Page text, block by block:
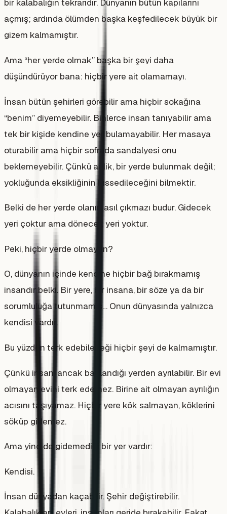
bir kalabalığın tekrarıdır. Dünyanın bütün kapılarını
açmış; ardında ölümden başka keşfedilecek büyük bir
gizem kalmamıştır.
Ama “her yerde olmak” başka bir şeyi daha
düşündürüyor bana: hiçbir yere ait olamamayı.
İnsan bütün şehirleri görebilir ama hiçbir sokağına
“benim” diyemeyebilir. Binlerce insan tanıyabilir ama
tek bir kişide kendine yer bulamayabilir. Her masaya
oturabilir ama hiçbir sofrada sandalyesi onu
beklemeyebilir. Çünkü aitlik, bir yerde bulunmak değil;
yokluğunda eksikliğinin hissedileceğini bilmektir.
Belki de her yerde olanın asıl çıkmazı budur. Gidecek
yeri çoktur ama dönecek yeri yoktur.
Peki, hiçbir yerde olmayan?
O, dünyanın içinde kendine hiçbir bağ bırakmamış
insandır belki. Bir yere, bir insana, bir söze ya da bir
sorumluluğa tutunmamış… Onun dünyasında yalnızca
kendisi vardır.
Bu yüzden terk edebileceği hiçbir şeyi de kalmamıştır.
Çünkü insan, ancak bağlandığı yerden ayrılabilir. Bir evi
olmayan evini terk edemez. Birine ait olmayan ayrılığın
acısını taşıyamaz. Hiçbir yere kök salmayan, köklerini
söküp gidemez.
Ama yine de gidemediği bir yer vardır:
Kendisi.
İnsan dünyadan kaçabilir. Şehir değiştirebilir.